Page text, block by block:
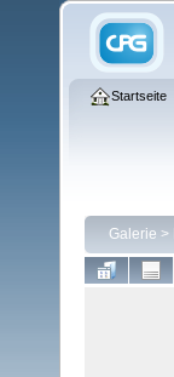
Startseite
Galerie >